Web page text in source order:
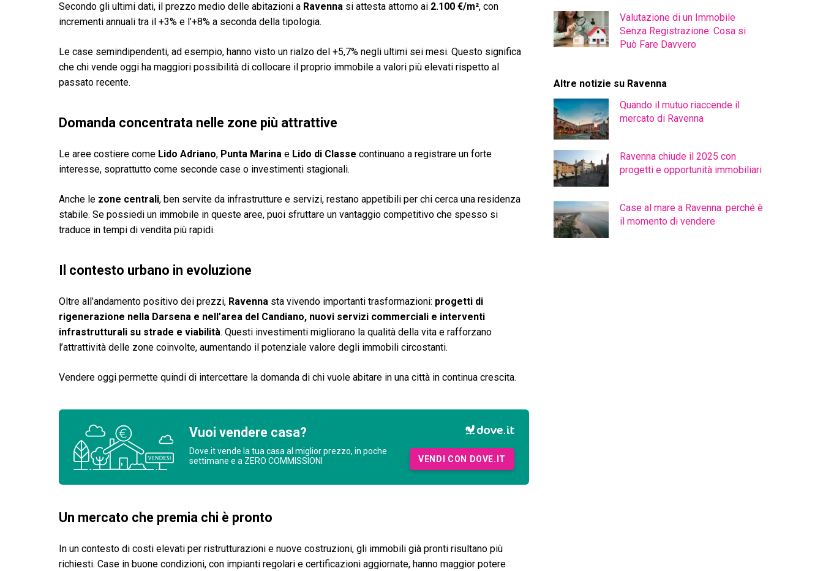
Secondo gli ultimi dati, il prezzo medio delle abitazioni a Ravenna si attesta attorno ai 2.100 €/m², con
incrementi annuali tra il +3% e l’+8% a seconda della tipologia.
Le case semindipendenti, ad esempio, hanno visto un rialzo del +5,7% negli ultimi sei mesi. Questo significa
che chi vende oggi ha maggiori possibilità di collocare il proprio immobile a valori più elevati rispetto al
passato recente.
Domanda concentrata nelle zone più attrattive
Le aree costiere come Lido Adriano, Punta Marina e Lido di Classe continuano a registrare un forte
interesse, soprattutto come seconde case o investimenti stagionali.
Anche le zone centrali, ben servite da infrastrutture e servizi, restano appetibili per chi cerca una residenza
stabile. Se possiedi un immobile in queste aree, puoi sfruttare un vantaggio competitivo che spesso si
traduce in tempi di vendita più rapidi.
Il contesto urbano in evoluzione
Oltre all’andamento positivo dei prezzi, Ravenna sta vivendo importanti trasformazioni: progetti di
rigenerazione nella Darsena e nell’area del Candiano, nuovi servizi commerciali e interventi
infrastrutturali su strade e viabilità. Questi investimenti migliorano la qualità della vita e rafforzano
l’attrattività delle zone coinvolte, aumentando il potenziale valore degli immobili circostanti.
Vendere oggi permette quindi di intercettare la domanda di chi vuole abitare in una città in continua crescita.
Vuoi vendere casa?
Dove.it vende la tua casa al miglior prezzo, in poche
settimane e a ZERO COMMISSIONI
VENDI CON DOVE.IT
Un mercato che premia chi è pronto
In un contesto di costi elevati per ristrutturazioni e nuove costruzioni, gli immobili già pronti risultano più
richiesti. Case in buone condizioni, con impianti regolari e certificazioni aggiornate, hanno maggior potere
Valutazione di un Immobile
Senza Registrazione: Cosa si
Può Fare Davvero
Altre notizie su Ravenna
Quando il mutuo riaccende il
mercato di Ravenna
Ravenna chiude il 2025 con
progetti e opportunità immobiliari
Case al mare a Ravenna: perché è
il momento di vendere